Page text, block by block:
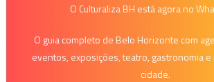
O Culturaliza BH está agora no
O guia completo de Belo Horizonte com
eventos, exposições, teatro, gastronomia
cidade.